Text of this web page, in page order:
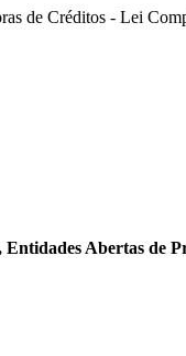
de Créditos - Lei
Abertas